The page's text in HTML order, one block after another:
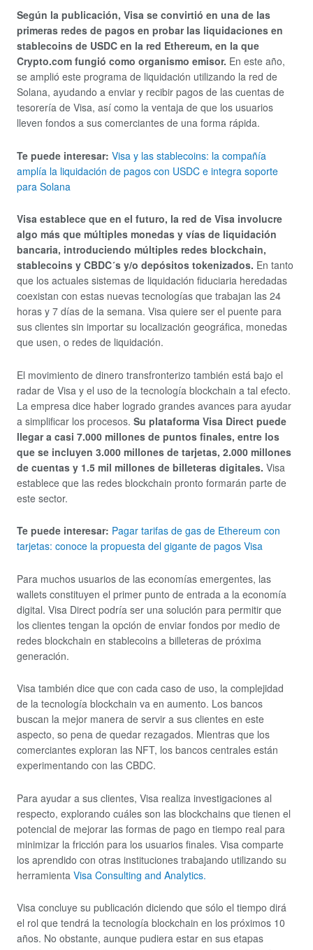
Según la publicación, Visa se convirtió en una de las
primeras redes de pagos en probar las liquidaciones en
stablecoins de USDC en la red Ethereum, en la que
Crypto.com fungió como organismo emisor. En este año,
se amplió este programa de liquidación utilizando la red de
Solana, ayudando a enviar y recibir pagos de las cuentas de
tesorería de Visa, así como la ventaja de que los usuarios
lleven fondos a sus comerciantes de una forma rápida.
Te puede interesar: Visa y las stablecoins: la compañía
amplía la liquidación de pagos con USDC e integra soporte
para Solana
Visa establece que en el futuro, la red de Visa involucre
algo más que múltiples monedas y vías de liquidación
bancaria, introduciendo múltiples redes blockchain,
stablecoins y CBDC´s y/o depósitos tokenizados. En tanto
que los actuales sistemas de liquidación fiduciaria heredadas
coexistan con estas nuevas tecnologías que trabajan las 24
horas y 7 días de la semana. Visa quiere ser el puente para
sus clientes sin importar su localización geográfica, monedas
que usen, o redes de liquidación.
El movimiento de dinero transfronterizo también está bajo el
radar de Visa y el uso de la tecnología blockchain a tal efecto.
La empresa dice haber logrado grandes avances para ayudar
a simplificar los procesos. Su plataforma Visa Direct puede
llegar a casi 7.000 millones de puntos finales, entre los
que se incluyen 3.000 millones de tarjetas, 2.000 millones
de cuentas y 1.5 mil millones de billeteras digitales. Visa
establece que las redes blockchain pronto formarán parte de
este sector.
Te puede interesar: Pagar tarifas de gas de Ethereum con
tarjetas: conoce la propuesta del gigante de pagos Visa
Para muchos usuarios de las economías emergentes, las
wallets constituyen el primer punto de entrada a la economía
digital. Visa Direct podría ser una solución para permitir que
los clientes tengan la opción de enviar fondos por medio de
redes blockchain en stablecoins a billeteras de próxima
generación.
Visa también dice que con cada caso de uso, la complejidad
de la tecnología blockchain va en aumento. Los bancos
buscan la mejor manera de servir a sus clientes en este
aspecto, so pena de quedar rezagados. Mientras que los
comerciantes exploran las NFT, los bancos centrales están
experimentando con las CBDC.
Para ayudar a sus clientes, Visa realiza investigaciones al
respecto, explorando cuáles son las blockchains que tienen el
potencial de mejorar las formas de pago en tiempo real para
minimizar la fricción para los usuarios finales. Visa comparte
los aprendido con otras instituciones trabajando utilizando su
herramienta Visa Consulting and Analytics.
Visa concluye su publicación diciendo que sólo el tiempo dirá
el rol que tendrá la tecnología blockchain en los próximos 10
años. No obstante, aunque pudiera estar en sus etapas